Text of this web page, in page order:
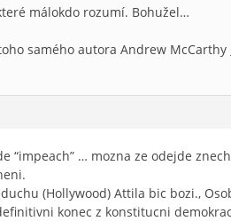
málokdo rozumí. Bohužel…
samého autora Andrew McCarthy
… mozna ze odejde
(Hollywood) Attila bic bozi.,
konec z konstitucni